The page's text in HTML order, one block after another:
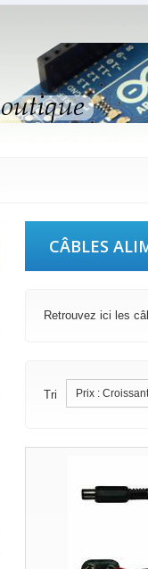
CÂBLES
Retrouvez ici les
Tri Prix : Croissant